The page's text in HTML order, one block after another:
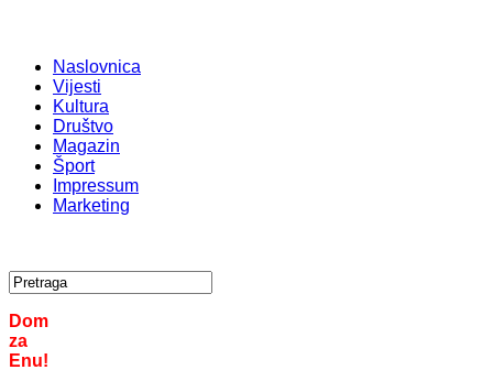
Naslovnica
Vijesti
Kultura
Društvo
Magazin
Šport
Impressum
Marketing
Dom
za
Enu!